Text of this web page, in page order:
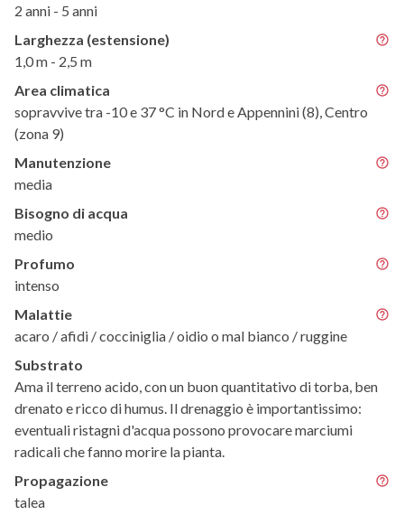
2 anni - 5 anni
Larghezza (estensione)
1,0 m - 2,5 m
Area climatica
sopravvive tra -10 e 37 °C in Nord e Appennini (8), Centro
(zona 9)
Manutenzione
media
Bisogno di acqua
medio
Profumo
intenso
Malattie
acaro / afidi / cocciniglia / oidio o mal bianco / ruggine
Substrato
Ama il terreno acido, con un buon quantitativo di torba, ben
drenato e ricco di humus. Il drenaggio è importantissimo:
eventuali ristagni d'acqua possono provocare marciumi
radicali che fanno morire la pianta.
Propagazione
talea